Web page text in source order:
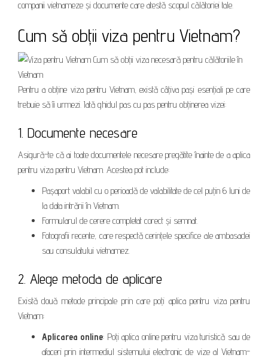
companii vietnameze și documente care atestă scopul călătoriei tale.
Cum să obții viza pentru Vietnam?
Pentru a obține viza pentru Vietnam, există câțiva pași esențiali pe care
trebuie să îi urmezi. Iată ghidul pas cu pas pentru obținerea vizei:
1. Documente necesare
Asigură-te că ai toate documentele necesare pregătite înainte de a aplica
pentru viza pentru Vietnam. Acestea pot include:
Pașaport valabil cu o perioadă de valabilitate de cel puțin 6 luni de
la data intrării în Vietnam.
Formularul de cerere completat corect și semnat.
Fotografii recente, care respectă cerințele specifice ale ambasadei
sau consulatului vietnamez.
2. Alege metoda de aplicare
Există două metode principale prin care poți aplica pentru viza pentru
Vietnam:
Aplicarea online: Poți aplica online pentru viza turistică sau de
afaceri prin intermediul sistemului electronic de vize al Vietnam-